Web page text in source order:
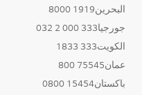
البحرين1919 8000
جورجيا333 000 2 032
الكويت333 1833
عمان75545 800
باكستان15454 0800